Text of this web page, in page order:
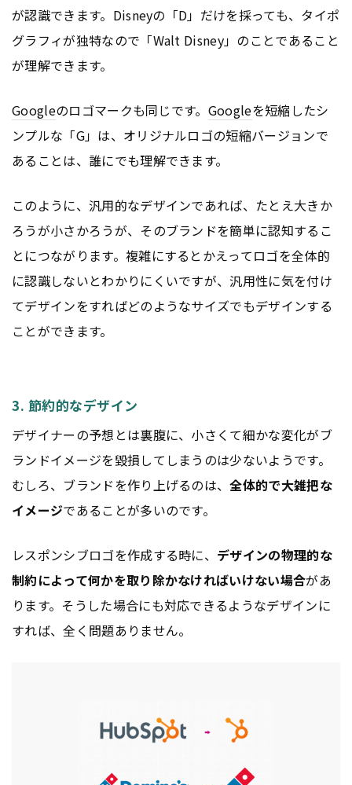
が認識できます。Disneyの「D」だけを採っても、タイポ
グラフィが独特なので「Walt Disney」のことであること
が理解できます。
Googleのロゴマークも同じです。 Googleを短縮したシ
ンプルな「G」は、オリジナルロゴの短縮バージョンで
あることは、誰にでも理解できます。
このように、汎用的なデザインであれば、たとえ大きか
ろうが小さかろうが、そのブランドを簡単に認知するこ
とにつながります。複雑にするとかえってロゴを全体的
に認識しないとわかりにくいですが、汎用性に気を付け
てデザインをすればどのようなサイズでもデザインする
ことができます。
3. 節約的なデザイン
デザイナーの予想とは裏腹に、小さくて細かな変化がブ
ランドイメージを毀損してしまうのは少ないようです。
むしろ、ブランドを作り上げるのは、全体的で大雑把な
イメージであることが多いのです。
レスポンシブロゴを作成する時に、 デザインの物理的な
制約によって何かを取り除かなければいけない場合があ
ります。そうした場合にも対応できるようなデザインに
すれば、全く問題ありません。